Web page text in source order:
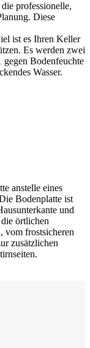
professionelle,
Diese
ist es Ihren Keller
Es werden zwei
gegen Bodenfeuchte
Wasser.
anstelle eines
Bodenplatte ist
und
die örtlichen
vom frostsicheren
zusätzlichen